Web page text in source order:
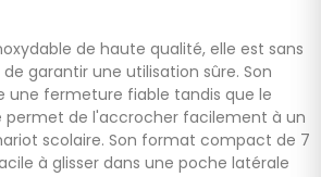
de haute qualité, elle est sans
de garantir une utilisation sûre. Son
une fermeture fiable tandis que le
de l'accrocher facilement à un
scolaire. Son format compact de 7
à glisser dans une poche latérale